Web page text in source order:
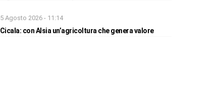
5 Agosto 2026 - 11:14
Cicala: con Alsia un’agricoltura che genera valore